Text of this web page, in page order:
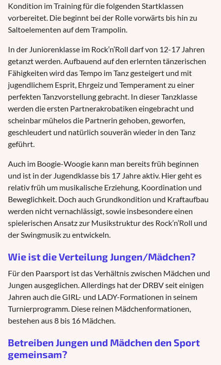
Kondition im Training für die folgenden Startklassen
vorbereitet. Die beginnt bei der Rolle vorwärts bis hin zu
Saltoelementen auf dem Trampolin.
In der Juniorenklasse im Rock’n’Roll darf von 12-17 Jahren
getanzt werden. Aufbauend auf den erlernten tänzerischen
Fähigkeiten wird das Tempo im Tanz gesteigert und mit
jugendlichem Esprit, Ehrgeiz und Temperament zu einer
perfekten Tanzvorstellung gebracht. In dieser Tanzklasse
werden die ersten Partnerakrobatiken eingebracht und
scheinbar mühelos die Partnerin gehoben, geworfen,
geschleudert und natürlich souverän wieder in den Tanz
geführt.
Auch im Boogie-Woogie kann man bereits früh beginnen
und ist in der Jugendklasse bis 17 Jahre aktiv. Hier geht es
relativ früh um musikalische Erziehung, Koordination und
Beweglichkeit. Doch auch Grundkondition und Kraftaufbau
werden nicht vernachlässigt, sowie insbesondere einen
spielerischen Ansatz zur Musikstruktur des Rock’n’Roll und
der Swingmusik zu entwickeln.
Wie ist die Verteilung Jungen/Mädchen?
Für den Paarsport ist das Verhältnis zwischen Mädchen und
Jungen ausgeglichen. Allerdings hat der DRBV seit einigen
Jahren auch die GIRL- und LADY-Formationen in seinem
Turnierprogramm. Diese reinen Mädchenformationen,
bestehen aus 8 bis 16 Mädchen.
Betreiben Jungen und Mädchen den Sport
gemeinsam?